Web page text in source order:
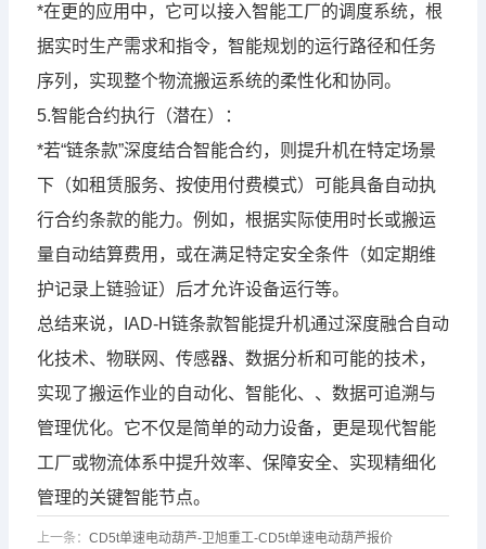
*在更的应用中，它可以接入智能工厂的调度系统，根
据实时生产需求和指令，智能规划的运行路径和任务
序列，实现整个物流搬运系统的柔性化和协同。
5.智能合约执行（潜在）：
*若“链条款”深度结合智能合约，则提升机在特定场景
下（如租赁服务、按使用付费模式）可能具备自动执
行合约条款的能力。例如，根据实际使用时长或搬运
量自动结算费用，或在满足特定安全条件（如定期维
护记录上链验证）后才允许设备运行等。
总结来说，IAD-H链条款智能提升机通过深度融合自动
化技术、物联网、传感器、数据分析和可能的技术，
实现了搬运作业的自动化、智能化、、数据可追溯与
管理优化。它不仅是简单的动力设备，更是现代智能
工厂或物流体系中提升效率、保障安全、实现精细化
管理的关键智能节点。
上一条： CD5t单速电动葫芦-卫旭重工-CD5t单速电动葫芦报价